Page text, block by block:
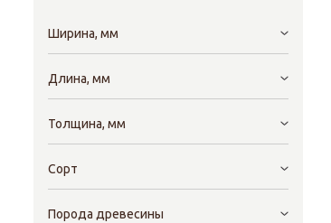
Ширина, мм
Длина, мм
Толщина, мм
Сорт
Порода древесины